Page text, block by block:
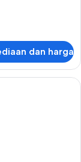
dan harga
meja kerja, dan